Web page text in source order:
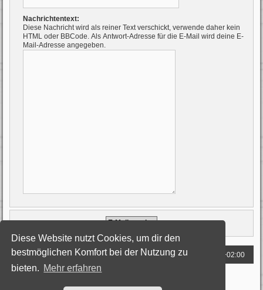
Diese Website nutzt Cookies, um dir den
bestmöglichen Komfort bei der Nutzung zu
bieten. Mehr erfahren
Nachrichtentext:
Diese Nachricht wird als reiner Text verschickt, verwende daher kein
HTML oder BBCode. Als Antwort-Adresse für die E-Mail wird deine E-
Mail-Adresse angegeben.
Foren-Übersicht Alle Zeiten sind UTC+02:00
Deutsche Übersetzung durchphpBB.de